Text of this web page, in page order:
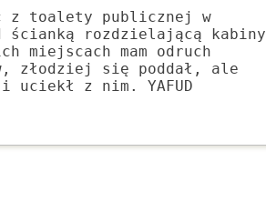
z toalety publicznej w
ścianką rozdzielającą kabiny
miejscach mam odruch
złodziej się poddał, ale
uciekł z nim. YAFUD